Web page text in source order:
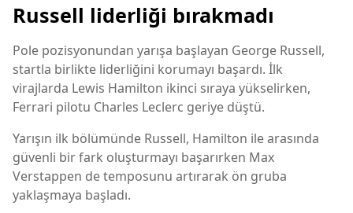
Russell liderliği bırakmadı
Pole pozisyonundan yarışa başlayan George Russell,
startla birlikte liderliğini korumayı başardı. İlk
virajlarda Lewis Hamilton ikinci sıraya yükselirken,
Ferrari pilotu Charles Leclerc geriye düştü.
Yarışın ilk bölümünde Russell, Hamilton ile arasında
güvenli bir fark oluşturmayı başarırken Max
Verstappen de temposunu artırarak ön gruba
yaklaşmaya başladı.